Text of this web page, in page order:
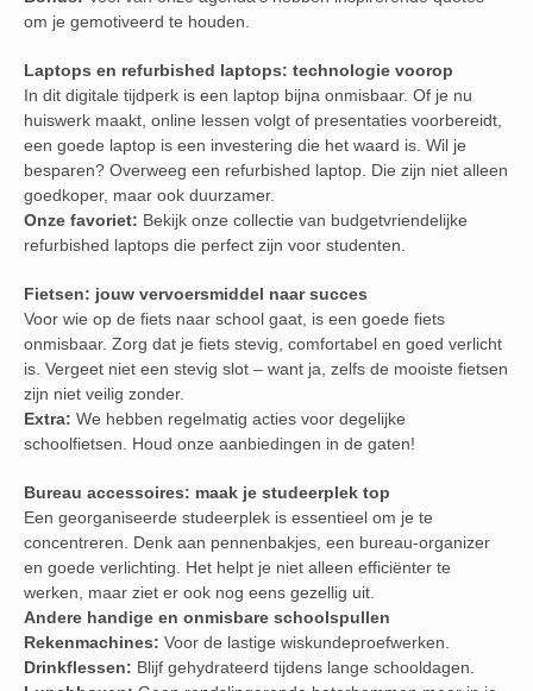
om je gemotiveerd te houden.
Laptops en refurbished laptops: technologie voorop
In dit digitale tijdperk is een laptop bijna onmisbaar. Of je nu
huiswerk maakt, online lessen volgt of presentaties voorbereidt,
een goede laptop is een investering die het waard is. Wil je
besparen? Overweeg een refurbished laptop. Die zijn niet alleen
goedkoper, maar ook duurzamer.
Onze favoriet: Bekijk onze collectie van budgetvriendelijke
refurbished laptops die perfect zijn voor studenten.
Fietsen: jouw vervoersmiddel naar succes
Voor wie op de fiets naar school gaat, is een goede fiets
onmisbaar. Zorg dat je fiets stevig, comfortabel en goed verlicht
is. Vergeet niet een stevig slot – want ja, zelfs de mooiste fietsen
zijn niet veilig zonder.
Extra: We hebben regelmatig acties voor degelijke
schoolfietsen. Houd onze aanbiedingen in de gaten!
Bureau accessoires: maak je studeerplek top
Een georganiseerde studeerplek is essentieel om je te
concentreren. Denk aan pennenbakjes, een bureau-organizer
en goede verlichting. Het helpt je niet alleen efficiënter te
werken, maar ziet er ook nog eens gezellig uit.
Andere handige en onmisbare schoolspullen
Rekenmachines: Voor de lastige wiskundeproefwerken.
Drinkflessen: Blijf gehydrateerd tijdens lange schooldagen.